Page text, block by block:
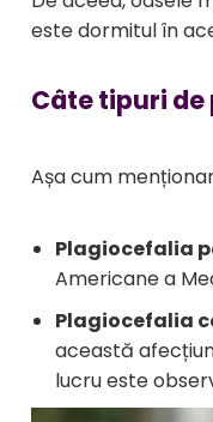
este dormitul în
Câte tipuri
Așa cum
Plagiocefalia
Americane a
Plagiocefalia
această
lucru este